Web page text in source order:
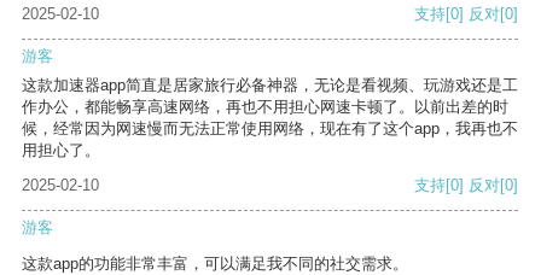
2025-02-10
支持[0] 反对[0]
游客
这款加速器app简直是居家旅行必备神器，无论是看视频、玩游戏还是工
作办公，都能畅享高速网络，再也不用担心网速卡顿了。以前出差的时
候，经常因为网速慢而无法正常使用网络，现在有了这个app，我再也不
用担心了。
2025-02-10
支持[0] 反对[0]
游客
这款app的功能非常丰富，可以满足我不同的社交需求。